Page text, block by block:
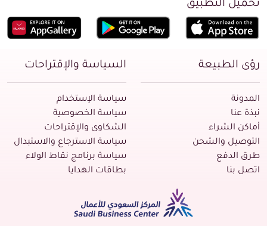
تحميل التطبيق
رؤى الطبيعة
المدونة
نبذة عنا
أماكن الشراء
التوصيل والشحن
طرق الدفع
اتصل بنا
السياسة والإقتراحات
سياسة الإستخدام
سياسة الخصوصية
الشكاوى والإقتراحات
سياسة الاسترجاع والاستبدال
سياسة برنامج نقاط الولاء
بطاقات الهدايا